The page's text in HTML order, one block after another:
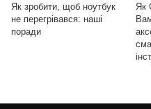
Як зробити, щоб ноутбук
не перегрівався: наші
поради
Як